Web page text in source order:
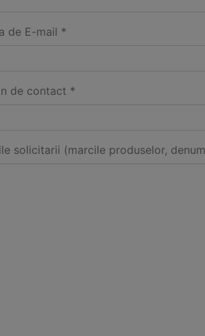
de E-mail *
de contact *
solicitarii (marcile produselor,